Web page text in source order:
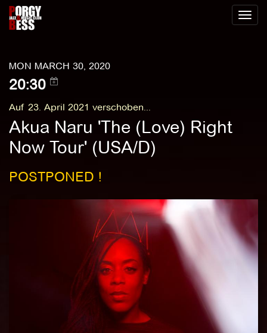
Toggle
MON MARCH 30, 2020
20:30
Auf 23. April 2021 verschoben...
Akua Naru 'The (Love) Right
Now Tour' (USA/D)
POSTPONED !